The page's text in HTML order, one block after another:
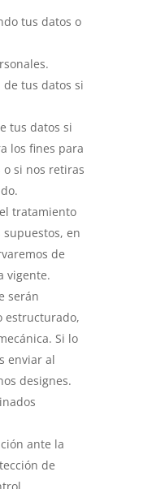
tus datos o
tus datos si
tus datos si
los fines para
si nos retiras
tratamiento
en
de
vigente.
serán
estructurado,
Si lo
enviar al
designes.
ante la
de